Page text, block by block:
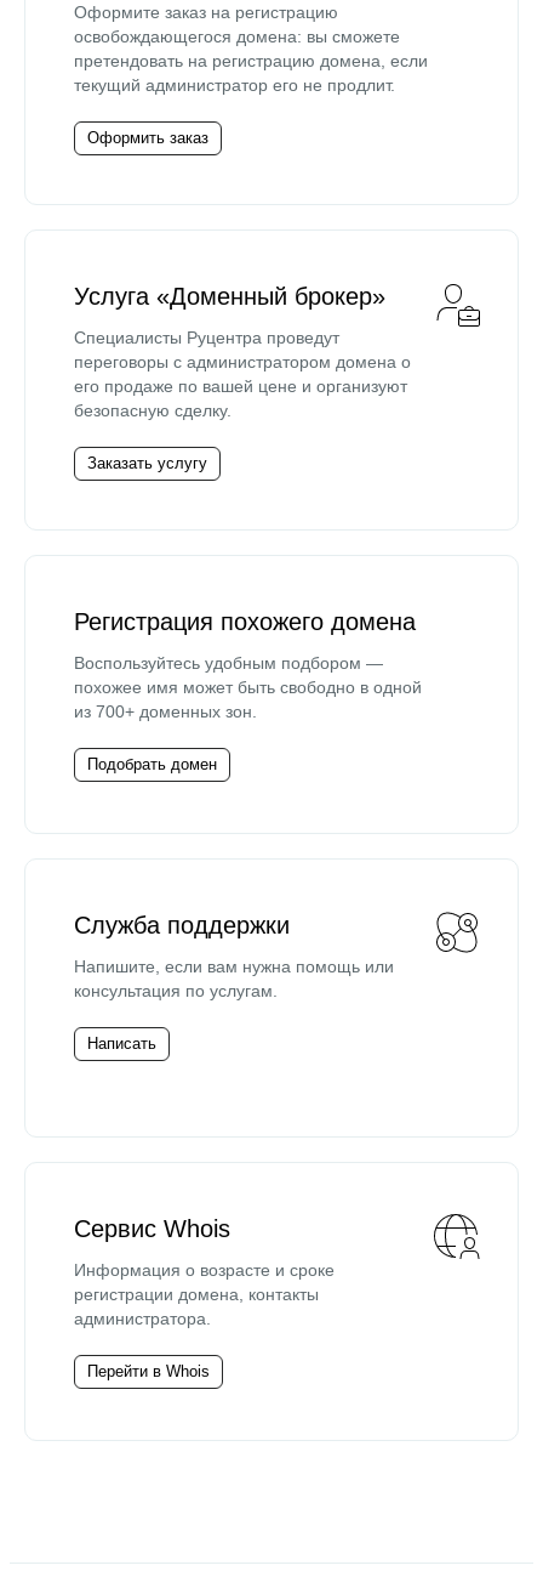
Оформите заказ на регистрацию
освобождающегося домена: вы сможете
претендовать на регистрацию домена, если
текущий администратор его не продлит.
Оформить заказ
Услуга «Доменный брокер»
Специалисты Руцентра проведут
переговоры с администратором домена о
его продаже по вашей цене и организуют
безопасную сделку.
Заказать услугу
Регистрация похожего домена
Воспользуйтесь удобным подбором —
похожее имя может быть свободно в одной
из 700+ доменных зон.
Подобрать домен
Служба поддержки
Напишите, если вам нужна помощь или
консультация по услугам.
Написать
Сервис Whois
Информация о возрасте и сроке
регистрации домена, контакты
администратора.
Перейти в Whois